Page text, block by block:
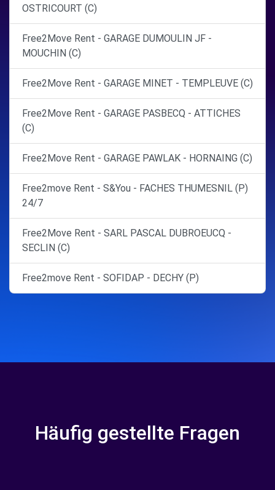
OSTRICOURT (C)
Free2Move Rent - GARAGE DUMOULIN JF -
MOUCHIN (C)
Free2Move Rent - GARAGE MINET - TEMPLEUVE (C)
Free2Move Rent - GARAGE PASBECQ - ATTICHES
(C)
Free2Move Rent - GARAGE PAWLAK - HORNAING (C)
Free2move Rent - S&You - FACHES THUMESNIL (P)
24/7
Free2Move Rent - SARL PASCAL DUBROEUCQ -
SECLIN (C)
Free2move Rent - SOFIDAP - DECHY (P)
Häufig gestellte Fragen